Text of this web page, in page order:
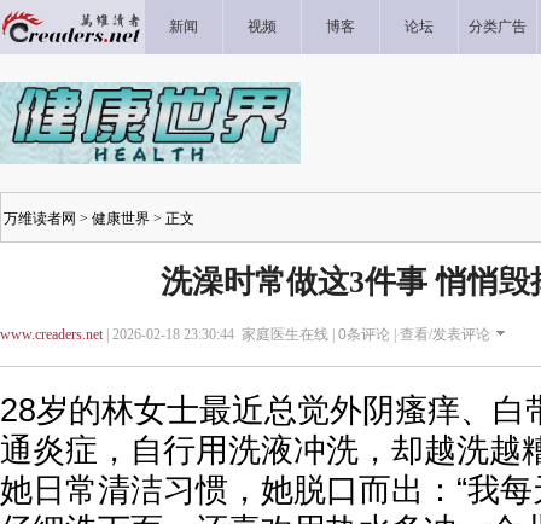
新闻 视频 博客 论坛 分类广告
万维读者网 > 健康世界 > 正文
洗澡时常做这3件事 悄悄毁
www.creaders.net| 2026-02-18 23:30:44 家庭医生在线 | 0条评论 | 查看/发表评论
28岁的林女士最近总觉外阴瘙痒、白
通炎症，自行用洗液冲洗，却越洗越
她日常清洁习惯，她脱口而出：“我